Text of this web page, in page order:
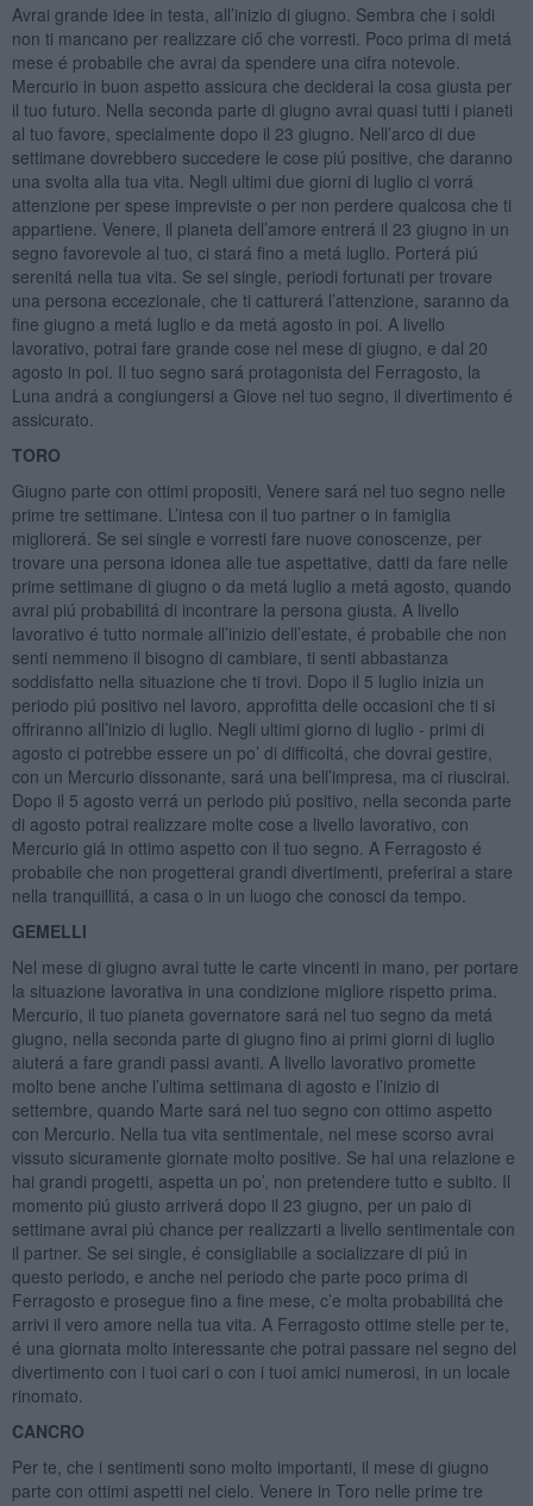
Avrai grande idee in testa, all’inizio di giugno. Sembra che i soldi
non ti mancano per realizzare ciő che vorresti. Poco prima di metá
mese é probabile che avrai da spendere una cifra notevole.
Mercurio in buon aspetto assicura che deciderai la cosa giusta per
il tuo futuro. Nella seconda parte di giugno avrai quasi tutti i pianeti
al tuo favore, specialmente dopo il 23 giugno. Nell’arco di due
settimane dovrebbero succedere le cose piú positive, che daranno
una svolta alla tua vita. Negli ultimi due giorni di luglio ci vorrá
attenzione per spese impreviste o per non perdere qualcosa che ti
appartiene. Venere, il pianeta dell’amore entrerá il 23 giugno in un
segno favorevole al tuo, ci stará fino a metá luglio. Porterá piú
serenitá nella tua vita. Se sei single, periodi fortunati per trovare
una persona eccezionale, che ti catturerá l’attenzione, saranno da
fine giugno a metá luglio e da metá agosto in poi. A livello
lavorativo, potrai fare grande cose nel mese di giugno, e dal 20
agosto in poi. Il tuo segno sará protagonista del Ferragosto, la
Luna andrá a congiungersi a Giove nel tuo segno, il divertimento é
assicurato.
TORO
Giugno parte con ottimi propositi, Venere sará nel tuo segno nelle
prime tre settimane. L’intesa con il tuo partner o in famiglia
migliorerá. Se sei single e vorresti fare nuove conoscenze, per
trovare una persona idonea alle tue aspettative, datti da fare nelle
prime settimane di giugno o da metá luglio a metá agosto, quando
avrai piú probabilitá di incontrare la persona giusta. A livello
lavorativo é tutto normale all’inizio dell’estate, é probabile che non
senti nemmeno il bisogno di cambiare, ti senti abbastanza
soddisfatto nella situazione che ti trovi. Dopo il 5 luglio inizia un
periodo piú positivo nel lavoro, approfitta delle occasioni che ti si
offriranno all’inizio di luglio. Negli ultimi giorno di luglio - primi di
agosto ci potrebbe essere un po’ di difficoltá, che dovrai gestire,
con un Mercurio dissonante, sará una bell’impresa, ma ci riuscirai.
Dopo il 5 agosto verrá un periodo piú positivo, nella seconda parte
di agosto potrai realizzare molte cose a livello lavorativo, con
Mercurio giá in ottimo aspetto con il tuo segno. A Ferragosto é
probabile che non progetterai grandi divertimenti, preferirai a stare
nella tranquillitá, a casa o in un luogo che conosci da tempo.
GEMELLI
Nel mese di giugno avrai tutte le carte vincenti in mano, per portare
la situazione lavorativa in una condizione migliore rispetto prima.
Mercurio, il tuo pianeta governatore sará nel tuo segno da metá
giugno, nella seconda parte di giugno fino ai primi giorni di luglio
aiuterá a fare grandi passi avanti. A livello lavorativo promette
molto bene anche l’ultima settimana di agosto e l’inizio di
settembre, quando Marte sará nel tuo segno con ottimo aspetto
con Mercurio. Nella tua vita sentimentale, nel mese scorso avrai
vissuto sicuramente giornate molto positive. Se hai una relazione e
hai grandi progetti, aspetta un po’, non pretendere tutto e subito. Il
momento piú giusto arriverá dopo il 23 giugno, per un paio di
settimane avrai piú chance per realizzarti a livello sentimentale con
il partner. Se sei single, é consigliabile a socializzare di piú in
questo periodo, e anche nel periodo che parte poco prima di
Ferragosto e prosegue fino a fine mese, c’e molta probabilitá che
arrivi il vero amore nella tua vita. A Ferragosto ottime stelle per te,
é una giornata molto interessante che potrai passare nel segno del
divertimento con i tuoi cari o con i tuoi amici numerosi, in un locale
rinomato.
CANCRO
Per te, che i sentimenti sono molto importanti, il mese di giugno
parte con ottimi aspetti nel cielo. Venere in Toro nelle prime tre